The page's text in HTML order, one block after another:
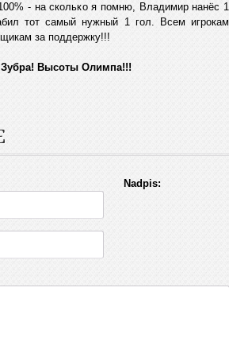
- на сколько я помню, Владимир нанёс 1
тот самый нужный 1 гол. Всем игрокам
за поддержку!!!
Высоты Олимпа!!!
Nadpis: